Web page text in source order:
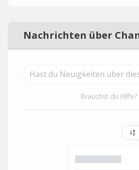
Nachrichten über
Brauchst du Hilfe?